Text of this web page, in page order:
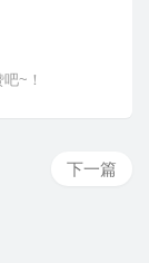
~！
下一篇